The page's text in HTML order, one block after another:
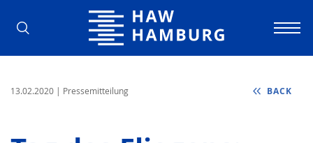
Hamburg University of Applied
13.02.2020 | Pressemitteilung BACK